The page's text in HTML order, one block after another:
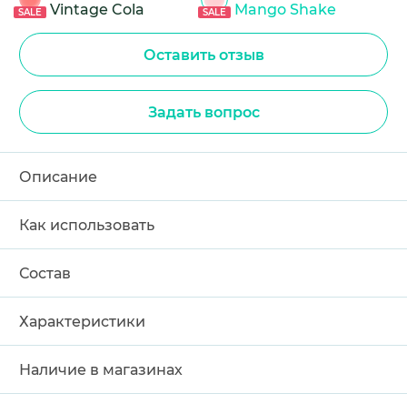
SALE Vintage Cola SALE Mango Shake
Оставить отзыв
Задать вопрос
Описание
Как использовать
Состав
Характеристики
Наличие в магазинах